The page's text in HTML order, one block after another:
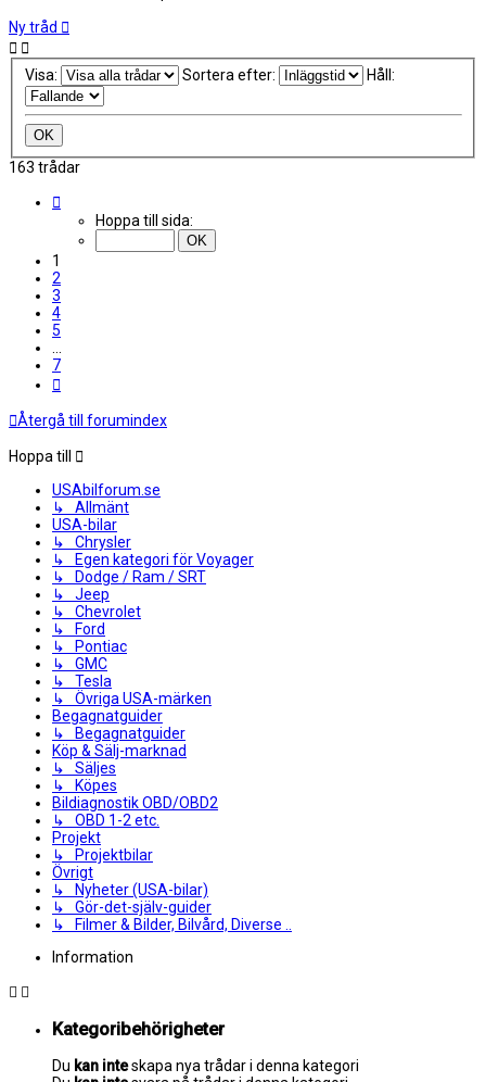
Ny tråd
Visa: Sortera efter: Håll:
163 trådar
Hoppa till sida:
1
2
3
4
5
7
Återgå till forumindex
Hoppa till
USAbilforum.se
↳ Allmänt
USA-bilar
↳ Chrysler
↳ Egen kategori för Voyager
↳ Dodge / Ram / SRT
↳ Jeep
↳ Chevrolet
↳ Ford
↳ Pontiac
↳ GMC
↳ Tesla
↳ Övriga USA-märken
Begagnatguider
↳ Begagnatguider
Köp & Sälj-marknad
↳ Säljes
↳ Köpes
Bildiagnostik OBD/OBD2
↳ OBD 1-2 etc.
Projekt
↳ Projektbilar
Övrigt
↳ Nyheter (USA-bilar)
↳ Gör-det-själv-guider
↳ Filmer & Bilder, Bilvård, Diverse ..
Information
Kategoribehörigheter
Du kan inteskapa nya trådar i denna kategori